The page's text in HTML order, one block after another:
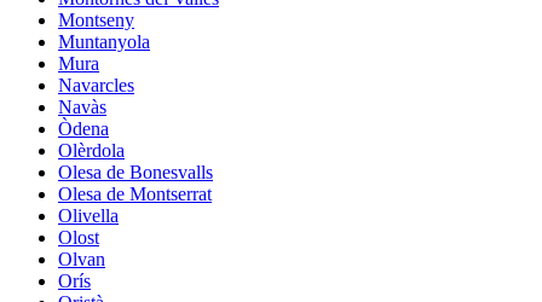
Montseny
Muntanyola
Mura
Navarcles
Navàs
Òdena
Olèrdola
Olesa de Bonesvalls
Olesa de Montserrat
Olivella
Olost
Olvan
Orís